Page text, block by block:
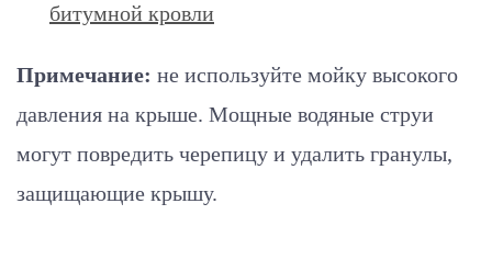
битумной кровли
Примечание: не используйте мойку высокого
давления на крыше. Мощные водяные струи
могут повредить черепицу и удалить гранулы,
защищающие крышу.